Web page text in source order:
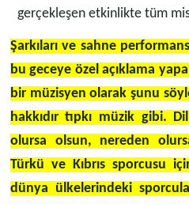
gerçekleşen etkinlikte tüm
Şarkıları ve sahne
bu geceye özel açıklama
bir müzisyen olarak şunu
hakkıdır tıpkı müzik gibi.
olursa olsun, nereden
Türkü ve Kıbrıs sporcusu
dünya ülkelerindeki